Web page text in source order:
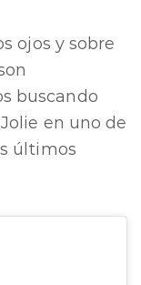
ojos y sobre
buscando
en uno de
últimos